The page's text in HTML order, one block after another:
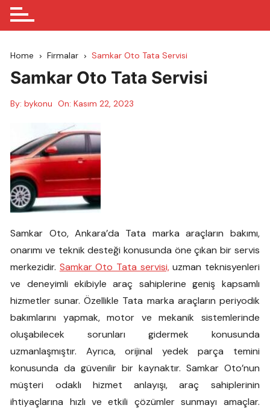
Home Firmalar Samkar Oto Tata Servisi
Samkar Oto Tata Servisi
By: bykonu On:Kasım 22, 2023
Samkar Oto, Ankara’da Tata marka araçların bakımı,
onarımı ve teknik desteği konusunda öne çıkan bir servis
merkezidir. Samkar Oto Tata servisi,uzman teknisyenleri
ve deneyimli ekibiyle araç sahiplerine geniş kapsamlı
hizmetler sunar. Özellikle Tata marka araçların periyodik
bakımlarını yapmak, motor ve mekanik sistemlerinde
oluşabilecek sorunları gidermek konusunda
uzmanlaşmıştır. Ayrıca, orijinal yedek parça temini
konusunda da güvenilir bir kaynaktır. Samkar Oto’nun
müşteri odaklı hizmet anlayışı, araç sahiplerinin
ihtiyaçlarına hızlı ve etkili çözümler sunmayı amaçlar.